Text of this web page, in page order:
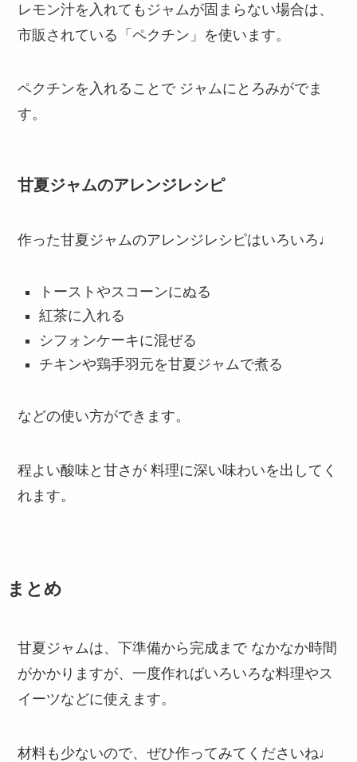
レモン汁を入れてもジャムが固まらない場合は、
市販されている「ペクチン」を使います。
ペクチンを入れることで ジャムにとろみがでま
す。
甘夏ジャムのアレンジレシピ
作った甘夏ジャムのアレンジレシピはいろいろ♩
トーストやスコーンにぬる
紅茶に入れる
シフォンケーキに混ぜる
チキンや鶏手羽元を甘夏ジャムで煮る
などの使い方ができます。
程よい酸味と甘さが 料理に深い味わいを出してく
れます。
まとめ
甘夏ジャムは、下準備から完成まで なかなか時間
がかかりますが、一度作ればいろいろな料理やス
イーツなどに使えます。
材料も少ないので、ぜひ作ってみてくださいね♩